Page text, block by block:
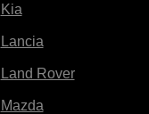
Kia
Lancia
Land Rover
Mazda